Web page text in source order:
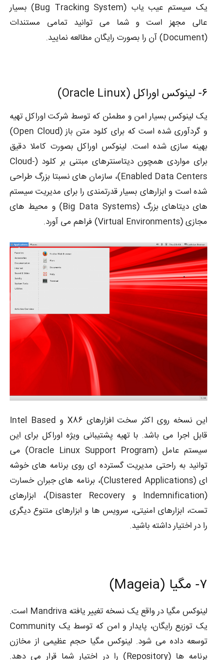
یک سیستم عیب یاب (Bug Tracking System) بسیار
عالی مجهز است و شما می توانید تمامی مستندات
(Document) آن را بصورت رایگان مطالعه نمایید.
۶- لینوکس اوراکل (Oracle Linux)
یک لینوکس بسیار امن و مطمئن که توسط شرکت اوراکل تهیه
و گردآوری شده است که برای کلود متن باز (Open Cloud)
بهینه سازی شده است. لینوکس اوراکل بصورت کاملا دقیق
برای مواردی همچون دیتاسنترهای مبتنی بر کلود (Cloud-
Enabled Data Centers)، سازمان های نسبتا بزرگ طراحی
شده است و ابزارهای بسیار قدرتمندی را برای مدیریت سیستم
های دیتاهای بزرگ (Big Data Systems) و محیط های
مجازی (Virtual Environments) فراهم می آورد.
این نسخه روی اکثر سخت افزارهای X86 و Intel Based
قابل اجرا می باشد. با تهیه پشتیبانی ویژه اوراکل برای این
سیستم عامل (Oracle Linux Support Program) می
توانید به راحتی مدیریت گسترده ای روی برنامه های خوشه
ای (Clustered Applications)، برنامه های جبران خسارت
(Indemnification و Disaster Recovery)، ابزارهای
تست، ابزارهای امنیتی، سرویس ها و ابزارهای متنوع دیگری
را در اختیار داشته باشید.
۷- مگیا (Mageia)
لینوکس مگیا در واقع یک نسخه تغییر یافته Mandriva است.
یک توزیع رایگان، پایدار و امن که توسط یک Community
توسعه داده می شود. لینوکس مگیا حجم عظیمی از مخازن
برنامه ها (Repository) را در اختیار شما قرار می دهد.